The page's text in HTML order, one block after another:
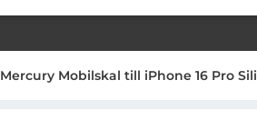
Mercury Mobilskal till iPhone 16 Pro